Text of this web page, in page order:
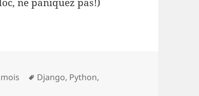
Tags
Django, Python,